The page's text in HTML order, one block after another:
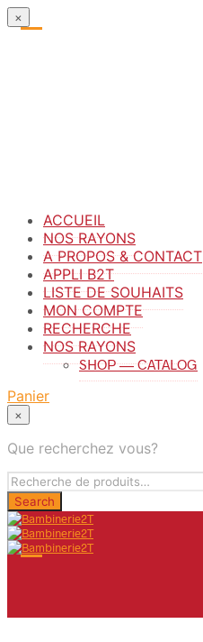
×
ACCUEIL
NOS RAYONS
A PROPOS & CONTACT
APPLI B2T
LISTE DE SOUHAITS
MON COMPTE
RECHERCHE
NOS RAYONS
SHOP — CATALOG
Panier
×
Que recherchez vous?